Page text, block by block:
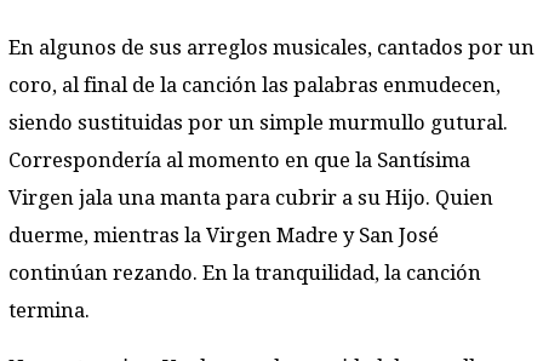
En algunos de sus arreglos musicales, cantados por un
coro, al final de la canción las palabras enmudecen,
siendo sustituidas por un simple murmullo gutural.
Correspondería al momento en que la Santísima
Virgen jala una manta para cubrir a su Hijo. Quien
duerme, mientras la Virgen Madre y San José
continúan rezando. En la tranquilidad, la canción
termina.